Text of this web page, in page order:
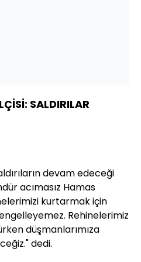
SALDIRILAR
devam edeceği
acımasız Hamas
kurtarmak için
Rehinelerimiz
düşmanlarımıza
dedi.